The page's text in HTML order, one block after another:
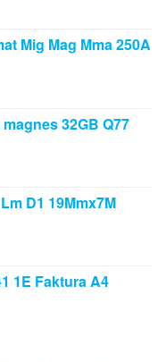
Mig Mag Mma 250A
32GB Q77
D1 19Mmx7M
1E Faktura A4